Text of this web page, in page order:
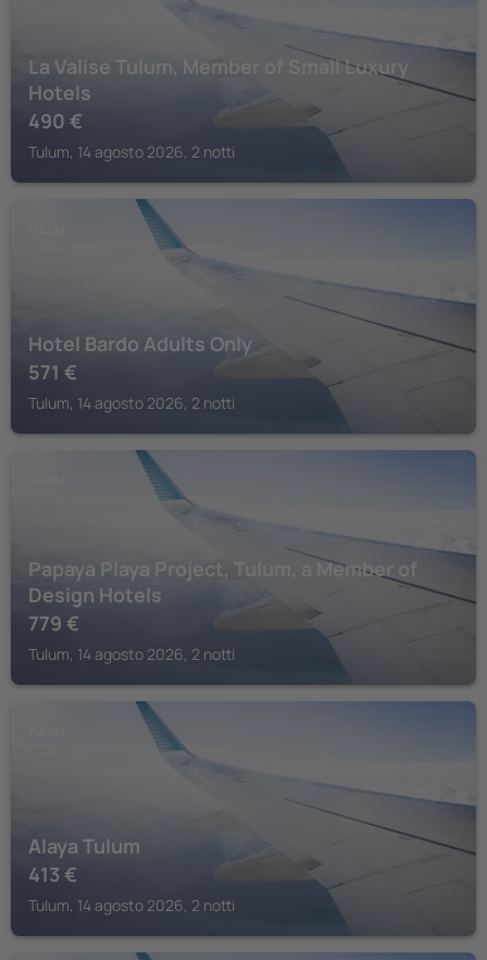
La Valise Tulum, Member of Small Luxury
Hotels
490 €
Tulum, 14 agosto 2026, 2 notti
Hotel Bardo Adults Only
571 €
Tulum, 14 agosto 2026, 2 notti
Papaya Playa Project, Tulum, a Member of
Design Hotels
779 €
Tulum, 14 agosto 2026, 2 notti
Alaya Tulum
413 €
Tulum, 14 agosto 2026, 2 notti